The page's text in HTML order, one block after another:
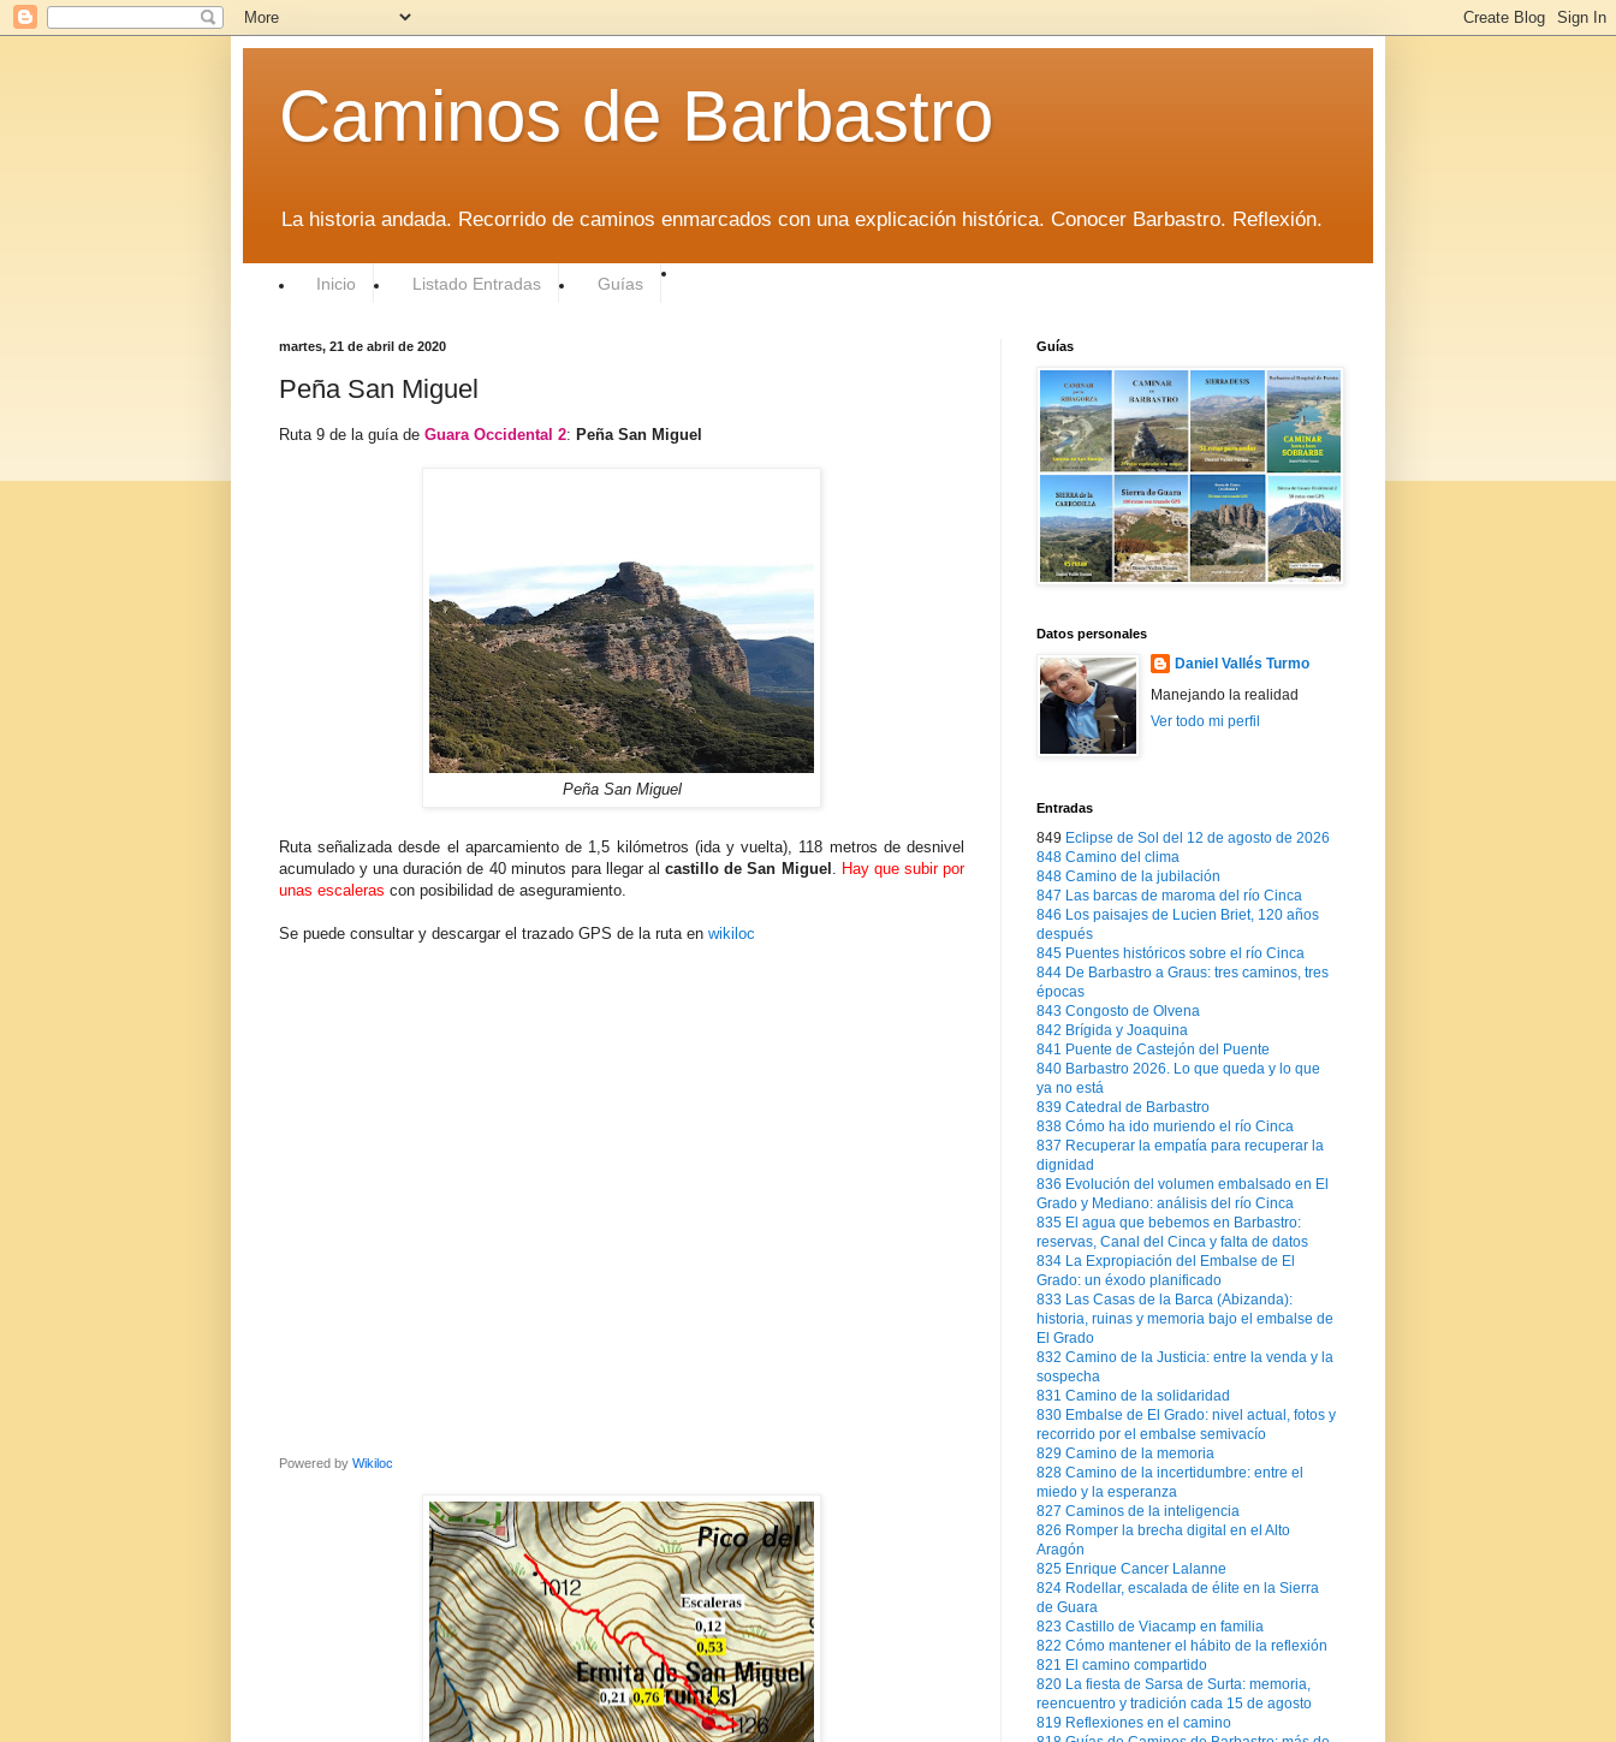
Caminos de Barbastro
La historia andada. Recorrido de caminos enmarcados con una explicación histórica. Conocer Barbastro. Reflexión.
Inicio Listado Entradas Guías
martes, 21 de abril de 2020
Peña San Miguel
Ruta 9 de la guía de Guara Occidental 2: Peña San Miguel
Peña San Miguel
Ruta señalizada desde el aparcamiento de 1,5 kilómetros (ida y vuelta), 118 metros de desnivel
acumulado y una duración de 40 minutos para llegar alcastillo de San Miguel . Hay que subir por
unas escaleras con posibilidad de aseguramiento.
Se puede consultar y descargar el trazado GPS de la ruta en wikiloc
Powered by Wikiloc
Guías
Datos personales
Daniel Vallés Turmo
Manejando la realidad
Ver todo mi perfil
Entradas
849 Eclipse de Sol del 12 de agosto de 2026
848 Camino del clima
848 Camino de la jubilación
847 Las barcas de maroma del río Cinca
846 Los paisajes de Lucien Briet, 120 años
después
845 Puentes históricos sobre el río Cinca
844 De Barbastro a Graus: tres caminos, tres
épocas
843 Congosto de Olvena
842 Brígida y Joaquina
841 Puente de Castejón del Puente
840 Barbastro 2026. Lo que queda y lo que
ya no está
839 Catedral de Barbastro
838 Cómo ha ido muriendo el río Cinca
837 Recuperar la empatía para recuperar la
dignidad
836 Evolución del volumen embalsado en El
Grado y Mediano: análisis del río Cinca
835 El agua que bebemos en Barbastro:
reservas, Canal del Cinca y falta de datos
834 La Expropiación del Embalse de El
Grado: un éxodo planificado
833 Las Casas de la Barca (Abizanda):
historia, ruinas y memoria bajo el embalse de
El Grado
832 Camino de la Justicia: entre la venda y la
sospecha
831 Camino de la solidaridad
830 Embalse de El Grado: nivel actual, fotos y
recorrido por el embalse semivacío
829 Camino de la memoria
828 Camino de la incertidumbre: entre el
miedo y la esperanza
827 Caminos de la inteligencia
826 Romper la brecha digital en el Alto
Aragón
825 Enrique Cancer Lalanne
824 Rodellar, escalada de élite en la Sierra
de Guara
823 Castillo de Viacamp en familia
822 Cómo mantener el hábito de la reflexión
821 El camino compartido
820 La fiesta de Sarsa de Surta: memoria,
reencuentro y tradición cada 15 de agosto
819 Reflexiones en el camino